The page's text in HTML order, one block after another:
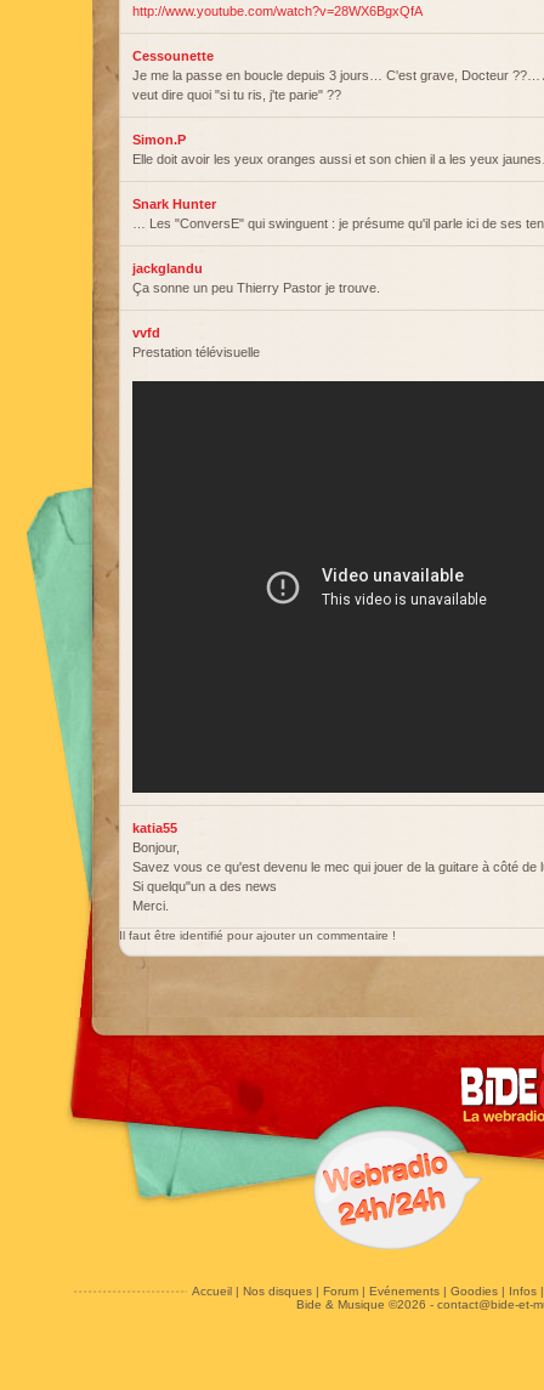
http://www.youtube.com/watch?v=28WX6BgxQfA
Cessounette
Je me la passe en boucle depuis 3 jours… C'est grave, Docteur ??…
veut dire quoi "si tu ris, j'te parie" ??
Simon.P
Elle doit avoir les yeux oranges aussi et son chien il a les yeux
Snark Hunter
… Les "ConversE" qui swinguent : je présume qu'il parle ici de ses
jackglandu
Ça sonne un peu Thierry Pastor je trouve.
vvfd
Prestation télévisuelle
katia55
Bonjour,
Savez vous ce qu'est devenu le mec qui jouer de la guitare à côté de
Si quelqu"un a des news
Merci.
Il faut être identifié pour ajouter un commentaire !
Accueil| Nos disques| Forum| Evénements| Goodies| Infos
Bide & Musique ©2026 - contact@bide-et-